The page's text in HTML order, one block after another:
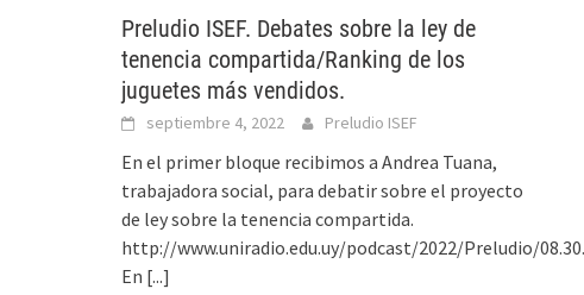
Preludio ISEF. Debates sobre la ley de
tenencia compartida/Ranking de los
juguetes más vendidos.
septiembre 4, 2022 Preludio ISEF
En el primer bloque recibimos a Andrea Tuana,
trabajadora social, para debatir sobre el proyecto
de ley sobre la tenencia compartida.
http://www.uniradio.edu.uy/podcast/2022/Preludio/
En [...]